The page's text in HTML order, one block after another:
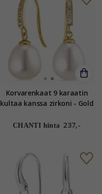
Korvarenkaat 9 karaatin
kultaa kanssa zirkoni - Gold
CHANTI hinta 237,-